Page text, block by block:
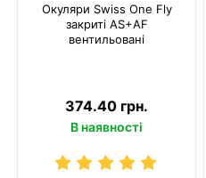
Окуляри Swiss One Fly
закриті AS+AF
вентильовані
374.40 грн.
В наявності